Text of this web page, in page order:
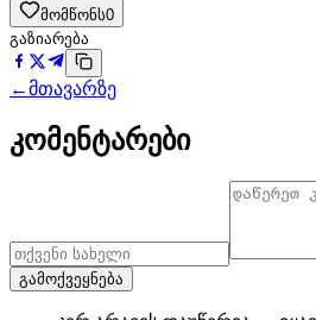
მომწონს0
გაზიარება
←მთავარზე
კომენტარები
გამოქვეყნება